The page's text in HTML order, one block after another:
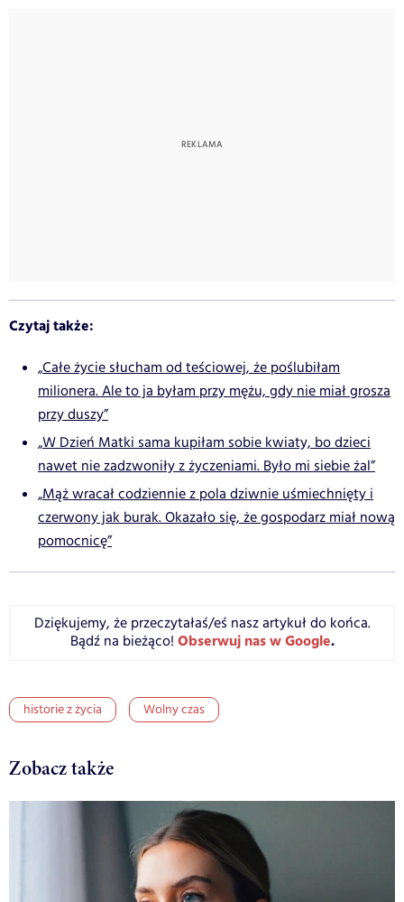
Czytaj także:
„Całe życie słucham od teściowej, że poślubiłam
milionera. Ale to ja byłam przy mężu, gdy nie miał grosza
przy duszy”
„W Dzień Matki sama kupiłam sobie kwiaty, bo dzieci
nawet nie zadzwoniły z życzeniami. Było mi siebie żal”
„Mąż wracał codziennie z pola dziwnie uśmiechnięty i
czerwony jak burak. Okazało się, że gospodarz miał nową
pomocnicę”
Dziękujemy, że przeczytałaś/eś nasz artykuł do końca.
Bądź na bieżąco! Obserwuj nas w Google.
historie z życia Wolny czas
Zobacz także